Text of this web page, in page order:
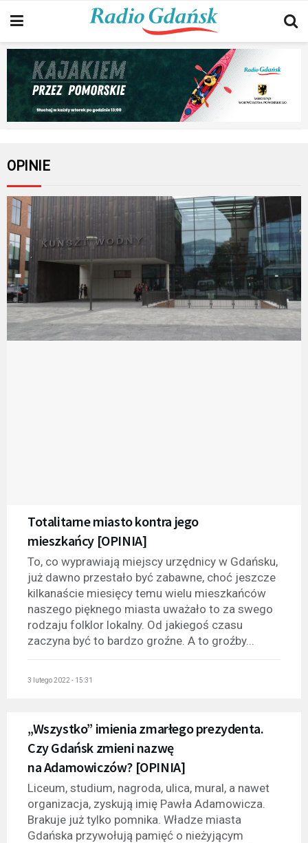
OPINIE
Totalitarne miasto kontra jego
mieszkańcy [OPINIA]
To, co wyprawiają miejscy urzędnicy w Gdańsku,
już dawno przestało być zabawne, choć jeszcze
kilkanaście miesięcy temu wielu mieszkańców
naszego pięknego miasta uważało to za swego
rodzaju folklor lokalny. Od jakiegoś czasu
zaczyna być to bardzo groźne. A to groźby...
3 lutego 2022 - 15:31
„Wszystko” imienia zmarłego prezydenta.
Czy Gdańsk zmieni nazwę
na Adamowiczów? [OPINIA]
Liceum, studium, nagroda, ulica, mural, a nawet
organizacja, zyskują imię Pawła Adamowicza.
Brakuje już tylko pomnika. Władze miasta
Gdańska przywołują pamięć o nieżyjącym